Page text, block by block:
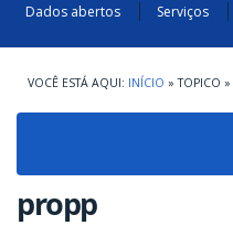
Dados abertos Serviços
INÍCIO » TOPICO »
propp